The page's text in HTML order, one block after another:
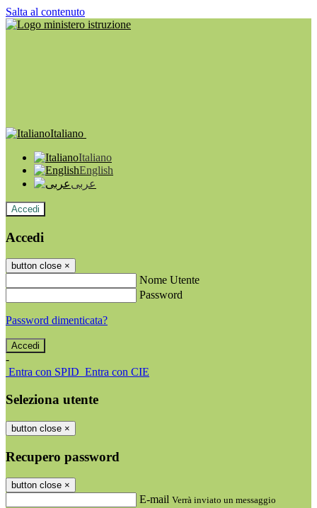
Salta al contenuto
Italiano
Italiano
English
عربى
Accedi
Accedi
button close ×
Nome Utente
Password
Password dimenticata?
-
Entra con SPID Entra con CIE
Seleziona utente
button close ×
Recupero password
button close ×
E-mail Verrà inviato un messaggio